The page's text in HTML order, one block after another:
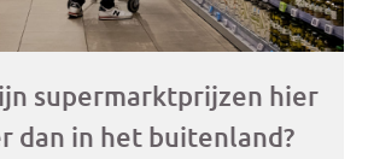
supermarktprijzen hier
dan in het buitenland?